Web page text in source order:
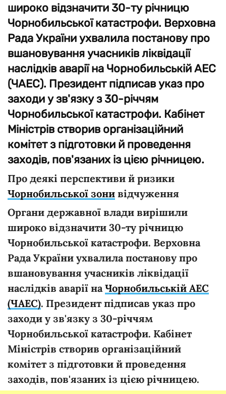
широко відзначити 30-ту річницю
Чорнобильської катастрофи. Верховна
Рада України ухвалила постанову про
вшановування учасників ліквідації
наслідків аварії на Чорнобильській АЕС
(ЧАЕС). Президент підписав указ про
заходи у зв'язку з 30-річчям
Чорнобильської катастрофи. Кабінет
Міністрів створив організаційний
комітет з підготовки й проведення
заходів, пов'язаних із цією річницею.
Про деякі перспективи й ризики
Чорнобильської зони відчуження
Органи державної влади вирішили
широко відзначити 30-ту річницю
Чорнобильської катастрофи. Верховна
Рада України ухвалила постанову про
вшановування учасників ліквідації
наслідків аварії наЧорнобильській АЕС
(ЧАЕС). Президент підписав указ про
заходи у зв'язку з 30-річчям
Чорнобильської катастрофи. Кабінет
Міністрів створив організаційний
комітет з підготовки й проведення
заходів, пов'язаних із цією річницею.